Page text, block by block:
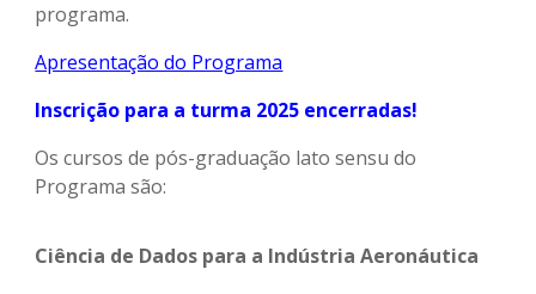
programa.
Apresentação do Programa
Inscrição para a turma 2025 encerradas!
Os cursos de pós-graduação lato sensu do
Programa são:
Ciência de Dados para a Indústria Aeronáutica